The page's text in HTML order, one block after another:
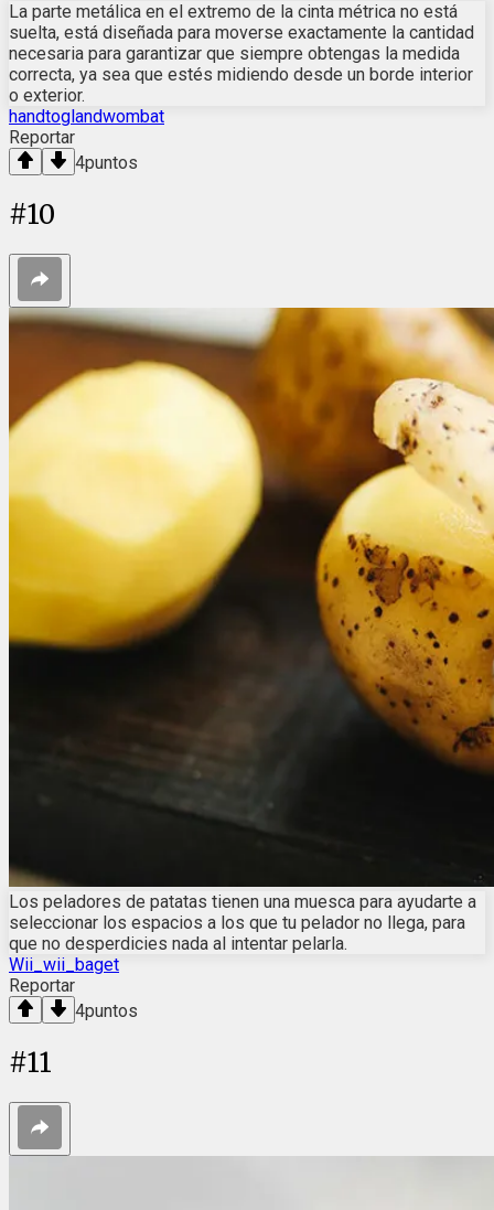
La parte metálica en el extremo de la cinta métrica no está
suelta, está diseñada para moverse exactamente la cantidad
necesaria para garantizar que siempre obtengas la medida
correcta, ya sea que estés midiendo desde un borde interior
o exterior.
handtoglandwombat
Reportar
4puntos
#10
Los peladores de patatas tienen una muesca para ayudarte a
seleccionar los espacios a los que tu pelador no llega, para
que no desperdicies nada al intentar pelarla.
Wii_wii_baget
Reportar
4puntos
#11